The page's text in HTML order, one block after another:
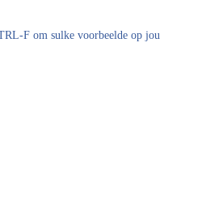
F om sulke voorbeelde op jou